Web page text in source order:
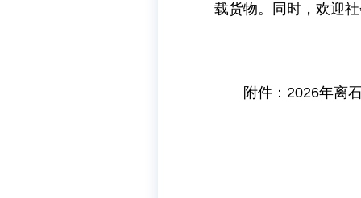
载货物。同时，欢迎
附件： 2026年离